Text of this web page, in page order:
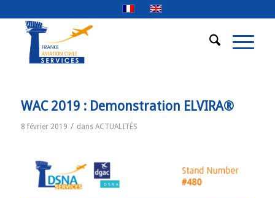
WAC 2019 : Demonstration ELVIRA®
8 février 2019 / dans ACTUALITÉS